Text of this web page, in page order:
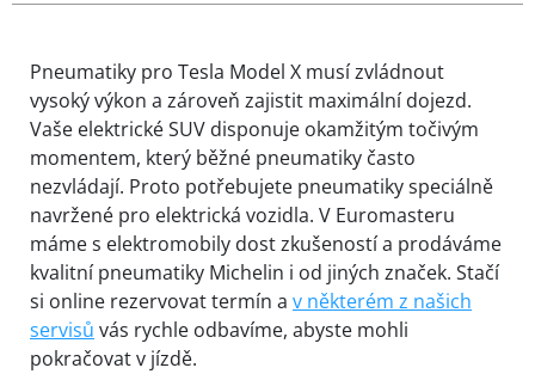
Pneumatiky pro Tesla Model X musí zvládnout
vysoký výkon a zároveň zajistit maximální dojezd.
Vaše elektrické SUV disponuje okamžitým točivým
momentem, který běžné pneumatiky často
nezvládají. Proto potřebujete pneumatiky speciálně
navržené pro elektrická vozidla. V Euromasteru
máme s elektromobily dost zkušeností a prodáváme
kvalitní pneumatiky Michelin i od jiných značek. Stačí
si online rezervovat termín a v některém z našich
servisů vás rychle odbavíme, abyste mohli
pokračovat v jízdě.